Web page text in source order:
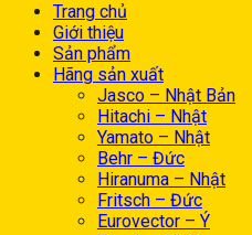
Trang chủ
Giới thiệu
Sản phẩm
Hãng sản xuất
Jasco – Nhật Bản
Hitachi – Nhật
Yamato – Nhật
Behr – Đức
Hiranuma – Nhật
Fritsch – Đức
Eurovector – Ý